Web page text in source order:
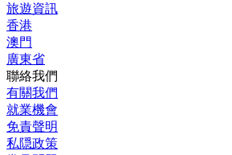
旅遊資訊
香港
澳門
廣東省
聯絡我們
有關我們
就業機會
免責聲明
私隠政策